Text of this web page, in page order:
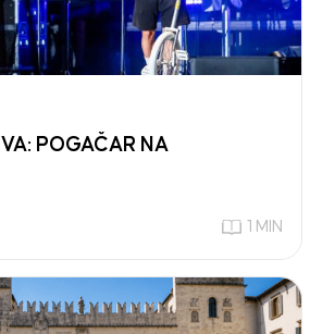
POGAČAR NA
1 MIN